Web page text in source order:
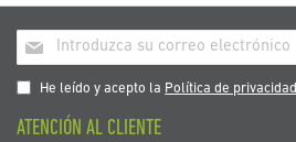
Inscríbase
a
nuestro
de
He leído y acepto la Política de privacidad
ATENCIÓN AL CLIENTE